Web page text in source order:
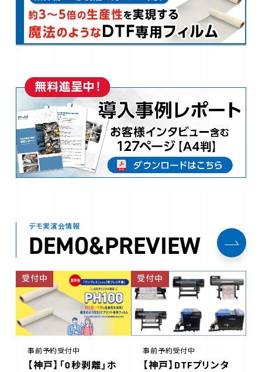
デモ実演会情報
DEMO&PREVIEW
受付中
事前予約受付中
【神戸】「0秒剥離」ホ
受付中
事前予約受付中
【神戸】DTFプリンタ